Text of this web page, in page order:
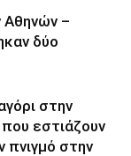
Αθηνών –
δύο
στην
εστιάζουν
πνιγμό στην